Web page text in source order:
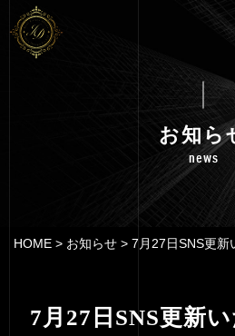
お知ら
news
HOME > お知らせ > 7月27日SNS更新
7月27日SNS更新